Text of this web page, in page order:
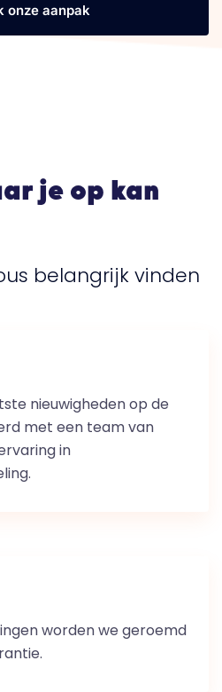
onze aanpak
je op kan
belangrijk vinden
nieuwigheden op de
met een team van
in
worden we geroemd